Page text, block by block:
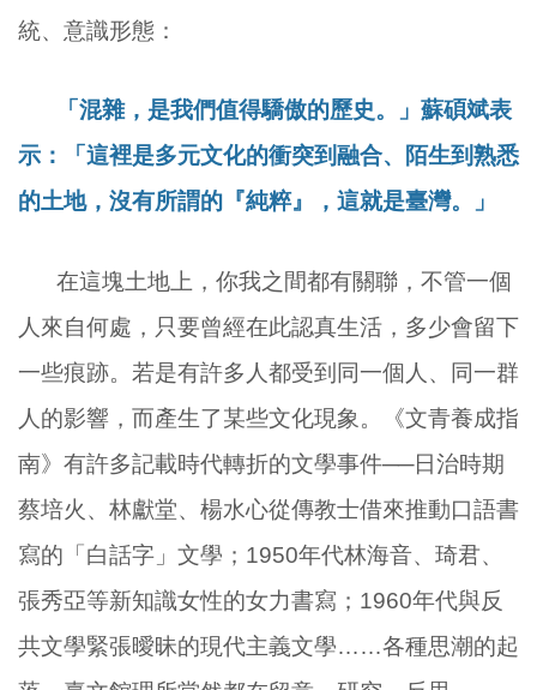
統、意識形態：
「混雜，是我們值得驕傲的歷史。」蘇碩斌表
示：「這裡是多元文化的衝突到融合、陌生到熟悉
的土地，沒有所謂的『純粹』，這就是臺灣。」
在這塊土地上，你我之間都有關聯，不管一個
人來自何處，只要曾經在此認真生活，多少會留下
一些痕跡。若是有許多人都受到同一個人、同一群
人的影響，而產生了某些文化現象。《文青養成指
南》有許多記載時代轉折的文學事件──日治時期
蔡培火、林獻堂、楊水心從傳教士借來推動口語書
寫的「白話字」文學； 1950年代林海音、琦君、
張秀亞等新知識女性的女力書寫； 1960年代與反
共文學緊張曖昧的現代主義文學……各種思潮的起